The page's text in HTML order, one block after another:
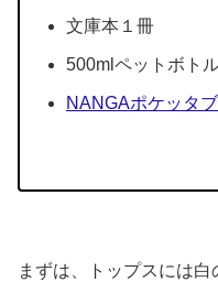
文庫本１冊
500mlペットボト
NANGAポケッタ
まずは、トップスには